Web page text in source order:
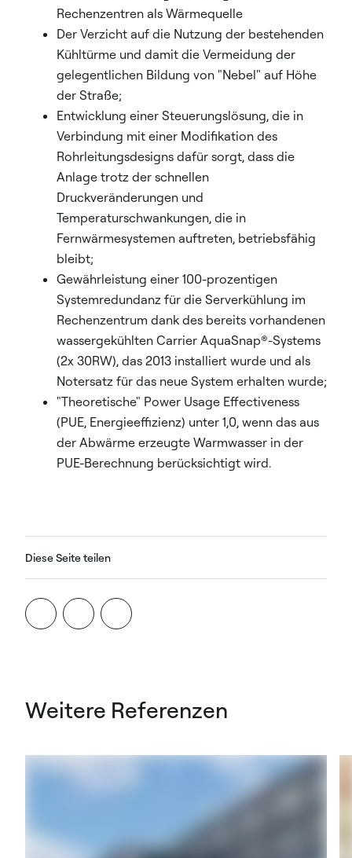
Rechenzentren als Wärmequelle
Der Verzicht auf die Nutzung der bestehenden
Kühltürme und damit die Vermeidung der
gelegentlichen Bildung von "Nebel" auf Höhe
der Straße;
Entwicklung einer Steuerungslösung, die in
Verbindung mit einer Modifikation des
Rohrleitungsdesigns dafür sorgt, dass die
Anlage trotz der schnellen
Druckveränderungen und
Temperaturschwankungen, die in
Fernwärmesystemen auftreten, betriebsfähig
bleibt;
Gewährleistung einer 100-prozentigen
Systemredundanz für die Serverkühlung im
Rechenzentrum dank des bereits vorhandenen
wassergekühlten Carrier AquaSnap®-Systems
(2x 30RW), das 2013 installiert wurde und als
Notersatz für das neue System erhalten wurde;
"Theoretische" Power Usage Effectiveness
(PUE, Energieeffizienz) unter 1,0, wenn das aus
der Abwärme erzeugte Warmwasser in der
PUE-Berechnung berücksichtigt wird.
Diese Seite teilen
Weitere Referenzen